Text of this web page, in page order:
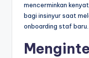
mencerminkan
bagi insinyur saat
onboarding staf baru.